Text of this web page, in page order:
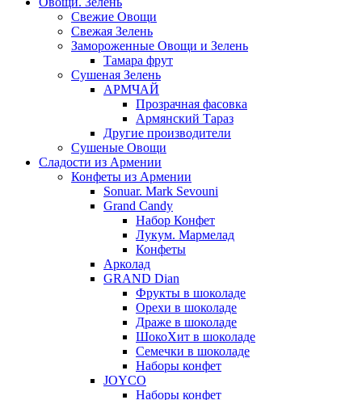
Свежие Овощи
Свежая Зелень
Замороженные Овощи и Зелень
Тамара фрут
Сушеная Зелень
АРМЧАЙ
Прозрачная фасовка
Армянский Тараз
Другие производители
Сушеные Овощи
Сладости из Армении
Конфеты из Армении
Sonuar. Mark Sevouni
Grand Candy
Набор Конфет
Лукум. Мармелад
Конфеты
Арколад
GRAND Dian
Фрукты в шоколаде
Орехи в шоколаде
Драже в шоколаде
ШокоХит в шоколаде
Семечки в шоколаде
Наборы конфет
JOYCO
Наборы конфет